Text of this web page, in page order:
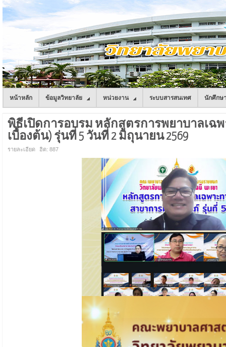
หน้าหลัก ข้อมูลวิทยาลัย หน่วยงาน ระบบสารสนเทศ นักศึกษ
พิธีเปิดการอบรม หลักสูตรการพยาบาลเฉ
เบื้องต้น) รุ่นที่ 5 วันที่ 2 มิถุนายน 2569
รายละเอียด ฮิต: 887